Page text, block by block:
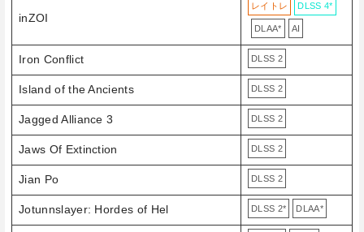
inZOI
レイトレ DLSS 4*
DLAA* AI
Iron Conflict DLSS 2
Island of the Ancients DLSS 2
Jagged Alliance 3 DLSS 2
Jaws Of Extinction DLSS 2
Jian Po DLSS 2
Jotunnslayer: Hordes of Hel DLSS 2* DLAA*